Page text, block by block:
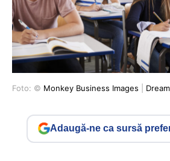
Foto: © Monkey Business Images
Adaugă-ne ca sursă